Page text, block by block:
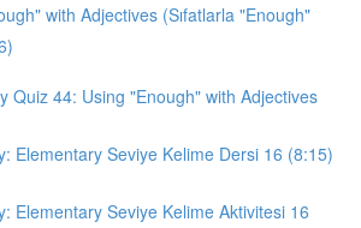
with Adjectives (Sıfatlarla "Enough"
Quiz 44: Using "Enough" with Adjectives
Elementary Seviye Kelime Dersi 16 (8:15)
Elementary Seviye Kelime Aktivitesi 16